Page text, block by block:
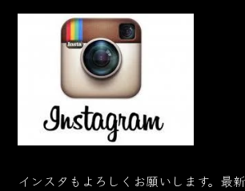
インスタもよろしくお願いします。最